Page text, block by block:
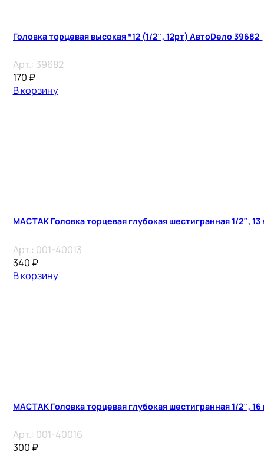
Головка торцевая высокая *12 (1/2″, 12рт) АвтоDело 39682
Арт.: 39682
170 ₽
В корзину
МАСТАК Головка торцевая глубокая шестигранная 1/2″, 13
Арт.: 001-40013
340 ₽
В корзину
МАСТАК Головка торцевая глубокая шестигранная 1/2″, 16
Арт.: 001-40016
300 ₽